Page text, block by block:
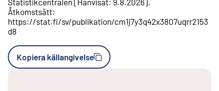
Åtkomstsätt:
https://stat.fi/sv/publikation/cm1j7y3q42x3807uqrr2153
d8
Kopiera källangivelse